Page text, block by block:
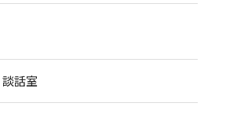
談話室